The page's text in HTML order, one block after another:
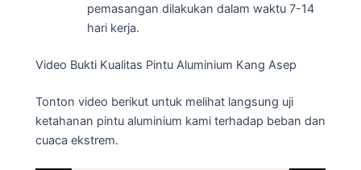
pemasangan dilakukan dalam waktu 7-14
hari kerja.
Video Bukti Kualitas Pintu Aluminium Kang Asep
Tonton video berikut untuk melihat langsung uji
ketahanan pintu aluminium kami terhadap beban dan
cuaca ekstrem.